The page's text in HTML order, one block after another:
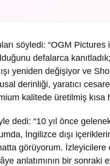
söyledi: “OGM Pictures
defalarca
yeniden değişiyor ve
derinliği, yaratıcı
kalitede üretilmiş kısa
dedi: “10 yıl önce
İngilizce dışı
görüyorum.
anlatımının bir